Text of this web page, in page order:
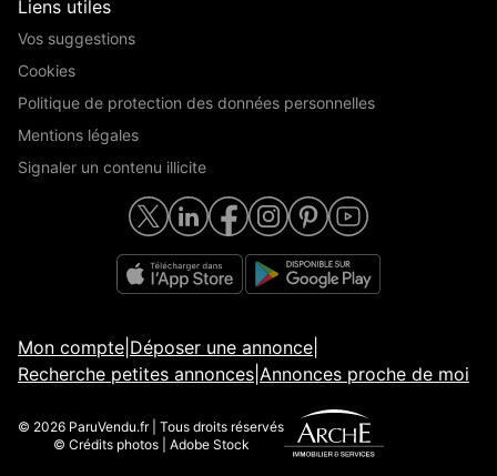
Liens utiles
Vos suggestions
Cookies
Politique de protection des données personnelles
Mentions légales
Signaler un contenu illicite
Mon compte Déposer une annonce
Recherche petites annonces Annonces proche de moi
© 2026 ParuVendu.fr | Tous droits réservés
© Crédits photos | Adobe Stock